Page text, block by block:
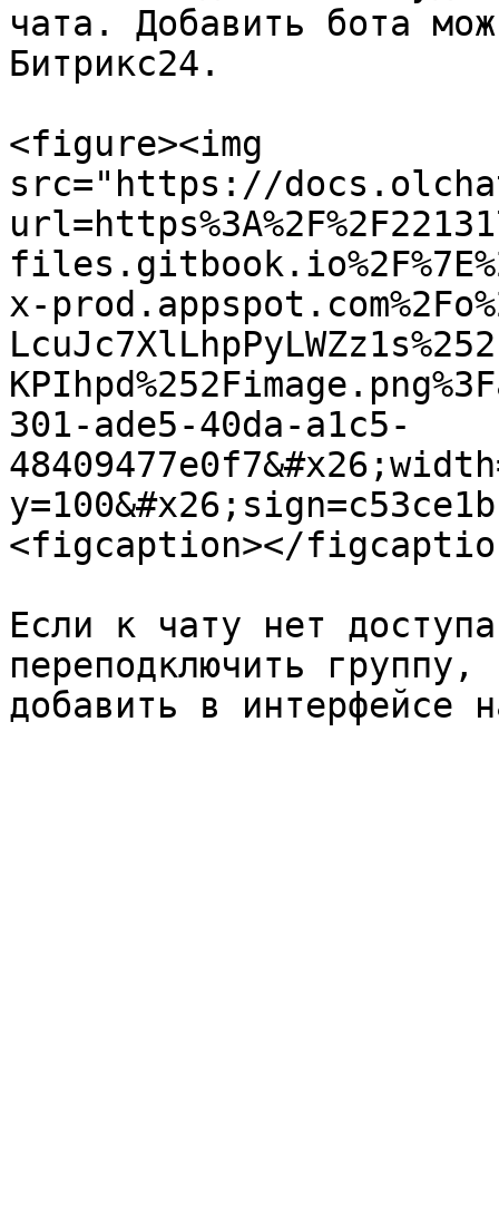
чата. Добавить бота
Битрикс24.
<figure><img
src="https://
x-
301-ade5-40da-a1c5-
<figcaption></
Если к чату нет
переподключить